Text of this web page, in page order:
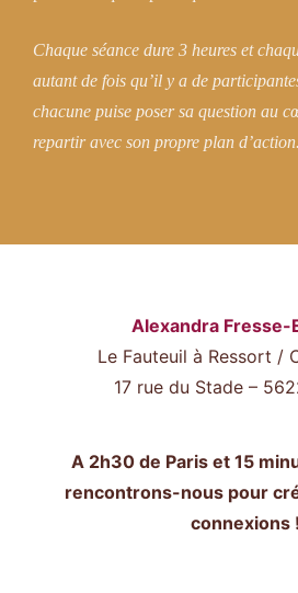
Chaque séance dure 3 heures et
autant de fois qu’il y a de
chacune puise poser sa question au
repartir avec son propre plan d’action.
Alexandra Fresse-
Le Fauteuil à Ressort /
17 rue du Stade –
A 2h30 de Paris et 15
rencontrons-nous pour
connexions !